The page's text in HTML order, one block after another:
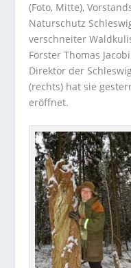
(Foto, Mitte),
Naturschutz
verschneiter
Förster Thomas
Direktor der
(rechts) hat sie
eröffnet.